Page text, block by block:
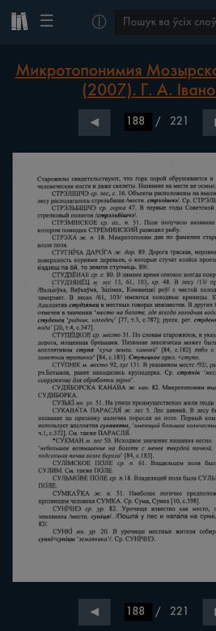
☰ ⓘ
Микротопонимия
(2007). Г. А.
◀ / 221
◀ / 221